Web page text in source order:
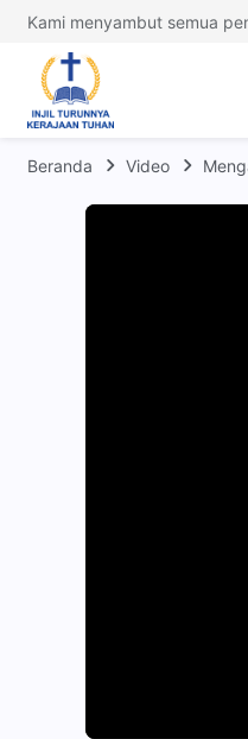
Kami menyambut semua
Beranda Video